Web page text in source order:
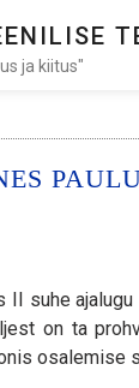
ja kiitus"
II suhe
on ta
osalemise